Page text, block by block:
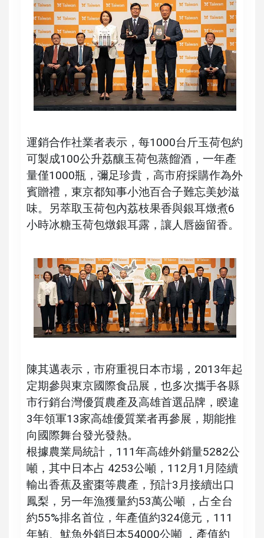
運銷合作社業者表示，每1000台斤玉荷包約
可製成100公升荔釀玉荷包蒸餾酒，一年產
量僅1000瓶，彌足珍貴，高市府採購作為外
賓贈禮，東京都知事小池百合子難忘美妙滋
味。另萃取玉荷包內荔枝果香與銀耳燉煮6
小時冰糖玉荷包燉銀耳露，讓人唇齒留香。
陳其邁表示，市府重視日本市場，2013年起
定期參與東京國際食品展，也多次攜手各縣
市行銷台灣優質農產及高雄首選品牌，睽違
3年領軍13家高雄優質業者再參展，期能推
向國際舞台發光發熱。
根據農業局統計，111年高雄外銷量5282公
噸，其中日本占 4253公噸，112月1月陸續
輸出香蕉及蜜棗等農產，預計3月接續出口
鳳梨，另一年漁獲量約53萬公噸 ，占全台
約55%排名首位，年產值約324億元，111
年鮪、魷魚外銷日本54000公噸 ，產值約